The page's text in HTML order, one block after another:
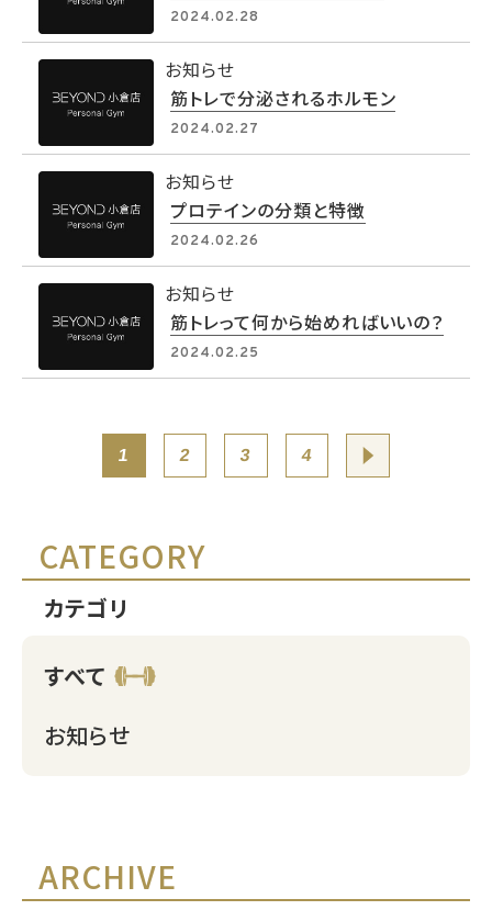
2024.02.28
お知らせ
筋トレで分泌されるホルモン
2024.02.27
お知らせ
プロテインの分類と特徴
2024.02.26
お知らせ
筋トレって何から始めればいいの？
2024.02.25
の
ペ
送
1 2 3 4
カテゴリ
CATEGORY
すべて
お知らせ
ARCHIVE